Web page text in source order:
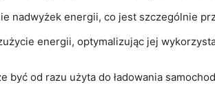
nadwyżek energii, co jest ‌szczególnie
energii, optymalizując jej
być‍ od razu⁢ użyta‌ do ładowania